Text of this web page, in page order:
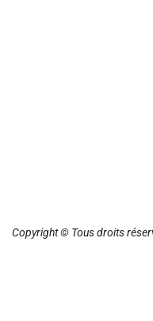
Copyright © Tous droits